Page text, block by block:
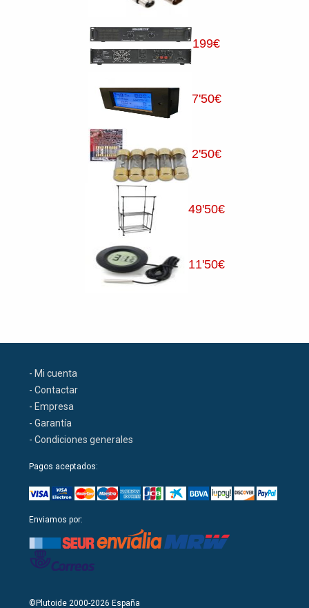
199€
7'50€
2'50€
49'50€
11'50€
- Mi cuenta
- Contactar
- Empresa
- Garantía
- Condiciones generales
Pagos aceptados:
Enviamos por:
©Plutoide 2000-2026 España